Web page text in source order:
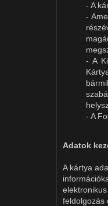
- A
-
- A
- A
Adatok
A kártya
feldolgozás